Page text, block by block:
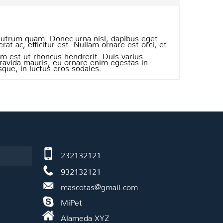
quam. Donec urna nisl, dapibus eget
ac, efficitur est. Nullam ornare est orci, et
est ut rhoncus hendrerit. Duis varius
mauris, eu ornare enim egestas in.
in luctus eros sodales.
232132121
932132121
mascotas@gmail.com
MiPet
Alameda XYZ